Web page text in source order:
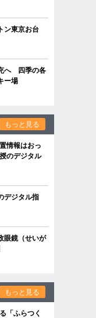
ン東京お台
へ 四季の各
ー場
もっと見る
情報はおっ
のデジタル
デジタル指
眼鏡（せいが
もっと見る
「ふらつく